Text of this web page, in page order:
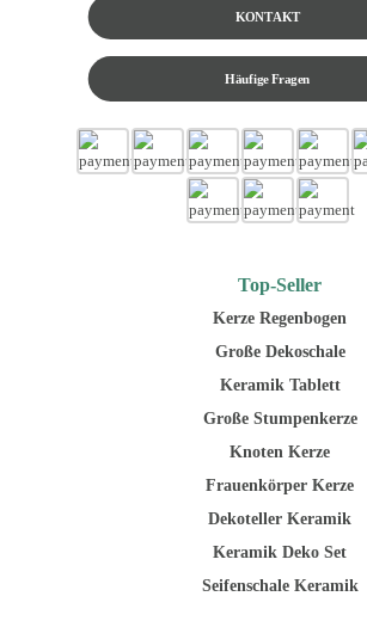
KONTAKT
Häufige Fragen
Top-Seller
Kerze Regenbogen
Große Dekoschale
Keramik Tablett
Große Stumpenkerze
Knoten Kerze
Frauenkörper Kerze
Dekoteller Keramik
Keramik Deko Set
Seifenschale Keramik